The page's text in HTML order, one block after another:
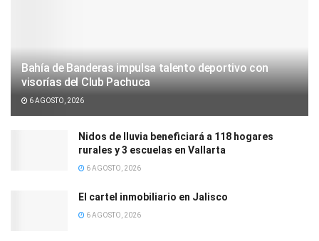
Bahía de Banderas impulsa talento deportivo con
visorías del Club Pachuca
6 AGOSTO, 2026
Nidos de lluvia beneficiará a 118 hogares
rurales y 3 escuelas en Vallarta
6 AGOSTO, 2026
El cartel inmobiliario en Jalisco
6 AGOSTO, 2026